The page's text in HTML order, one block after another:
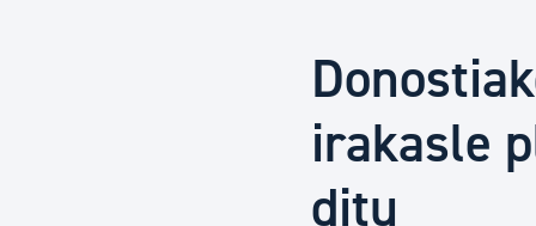
Osasun publikoa, animaliak eta kontsumoa
Haurrak eta gazteak
irakasle
ditu